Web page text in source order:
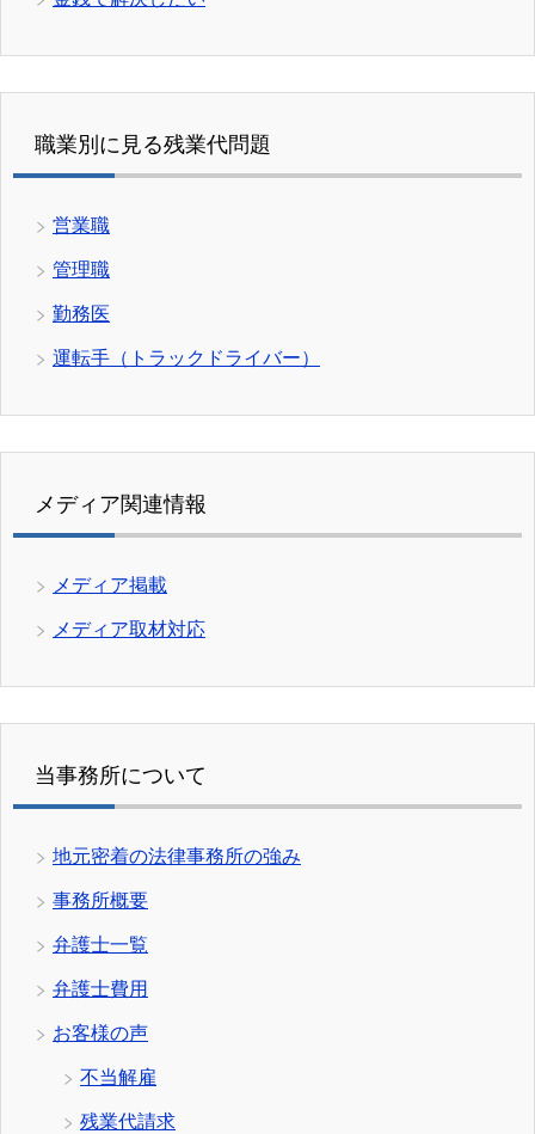
職業別に見る残業代問題
営業職
管理職
勤務医
運転手（トラックドライバー）
メディア関連情報
メディア掲載
メディア取材対応
当事務所について
地元密着の法律事務所の強み
事務所概要
弁護士一覧
弁護士費用
お客様の声
不当解雇
残業代請求